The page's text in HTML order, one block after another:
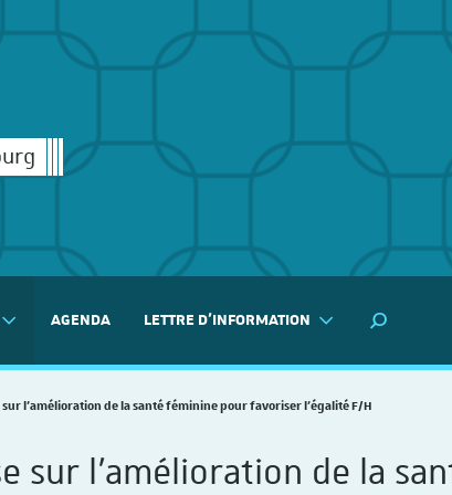
AGENDA LETTRE D'INFORMATION
MOTEUR DE
l’amélioration de la santé féminine pour favoriser l’égalité F/H
sur l’amélioration de la